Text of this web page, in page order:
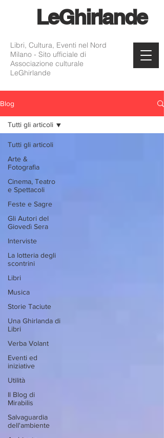
LeGhirlande
Libri, Cultura, Eventi nel Nord
Milano - Sito ufficiale di
Associazione culturale
LeGhirlande
Blog
Tutti gli articoli
Arte &
Fotografia
Cinema, Teatro
e Spettacoli
Feste e Sagre
Gli Autori del
Giovedì Sera
Interviste
La lotteria degli
scontrini
Libri
Musica
Storie Taciute
Una Ghirlanda di
Libri
Verba Volant
Eventi ed
iniziative
Utilità
Il Blog di
Mirabilis
Salvaguardia
dell'ambiente
Tutti gli articoli